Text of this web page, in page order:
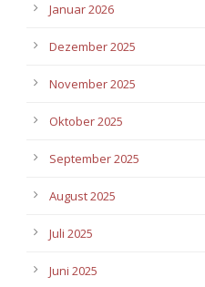
Januar 2026
Dezember 2025
November 2025
Oktober 2025
September 2025
August 2025
Juli 2025
Juni 2025